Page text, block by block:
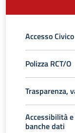
Accesso Civico
Polizza RCT/O
Trasparenza,
Accessibilità
banche dati